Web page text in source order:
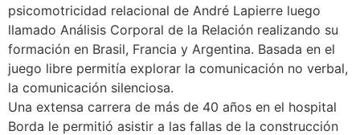
psicomotricidad relacional de André Lapierre luego
llamado Análisis Corporal de la Relación realizando su
formación en Brasil, Francia y Argentina. Basada en el
juego libre permitía explorar la comunicación no verbal,
la comunicación silenciosa.
Una extensa carrera de más de 40 años en el hospital
Borda le permitió asistir a las fallas de la construcción